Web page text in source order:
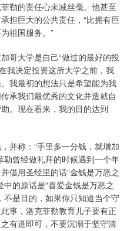
的责任心未减丝毫。他甚至
担巨大的公共责任，“比拥有巨
祖国服务。”
大学是自己“做过的最好的投
我决定投资这所大学之前，我
我最初的想法只是希望能为我
承我们最优秀的文化并造就自
。现在看来，我的目的达到
称：“手里多一分钱，就增加
勒曾经做礼拜的时候遇到一个年
借用圣经里的话“金钱是万恶之
的原话是“喜爱金钱是万恶之
不是目的，如果你只知道当个守
事，洛克菲勒教育儿子要有正
有道即可，不要沉溺于坚守清